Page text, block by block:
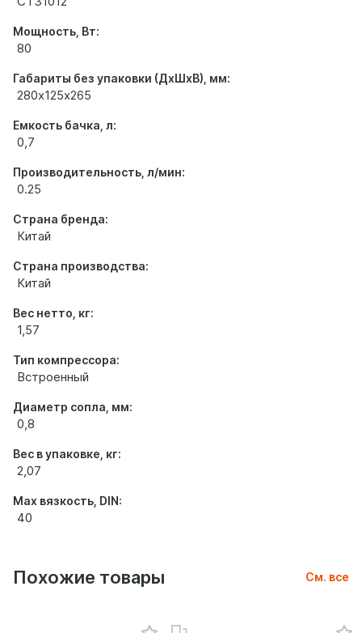
Мощность, Вт:
80
Габариты без упаковки (ДхШхВ), мм:
280х125х265
Емкость бачка, л:
0,7
Производительность, л/мин:
0.25
Страна бренда:
Китай
Страна производства:
Китай
Вес нетто, кг:
1,57
Тип компрессора:
Встроенный
Диаметр сопла, мм:
0,8
Вес в упаковке, кг:
2,07
Max вязкость, DIN:
40
Похожие товары См. все